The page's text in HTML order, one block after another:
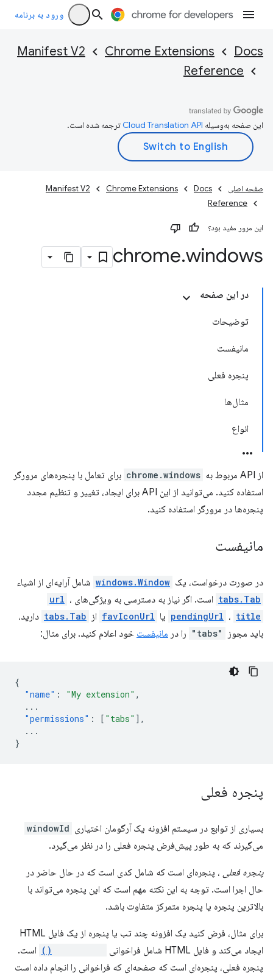
ورود به برنامه
Docs
Chrome Extensions
Manifest V2
Reference
این صفحه به‌وسیله ترجمه شده است.
صفحه اصلی Docs
Chrome Extensions
Manifest V2
Reference
این مرور مفید بود؟
chrome.windows
در این صفحه
توضیحات
مانیفست
پنجره فعلی
مثال‌ها
انواع
از API مربوط به chrome.windows برای تعامل با پنجره‌های مرورگر
استفاده کنید. می‌توانید از این API برای ایجاد، تغییر و تنظیم مجدد
پنجره‌ها در مرورگر استفاده کنید.
مانیفست
در صورت درخواست، یک windows.Window شامل آرایه‌ای از اشیاء
tabs.Tab است. اگر نیاز به دسترسی به ویژگی‌های url ،
pendingUrl ، title یا favIconUrl از tabs.Tab دارید،
باید مجوز
"tabs" را در مانیفست خود اعلام کنید. برای مثال:
{
"name" : "My extension" ,
...
"permissions" : [ "tabs" ],
...
}
پنجره فعلی
بسیاری از توابع در سیستم افزونه یک آرگومان اختیاری windowId
می‌گیرند که به طور پیش‌فرض پنجره فعلی را در نظر می‌گیرد.
پنجره فعلی ، پنجره‌ای است که شامل کدی است که در حال حاضر در
حال اجرا است. توجه به این نکته مهم است که این پنجره می‌تواند با
بالاترین پنجره یا پنجره متمرکز متفاوت باشد.
برای مثال، فرض کنید یک افزونه چند تب یا پنجره از یک فایل HTML
ایجاد می‌کند و فایل HTML شامل فراخوانی
است.
پنجره فعلی، پنجره‌ای است که صفحه‌ای که فراخوانی را انجام داده است